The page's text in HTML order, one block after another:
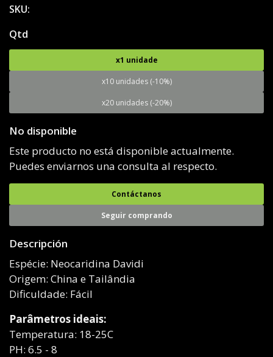
SKU:
Qtd
x1 unidade
x10 unidades (-10%)
x20 unidades (-20%)
No disponible
Este producto no está disponible actualmente.
Puedes enviarnos una consulta al respecto.
Contáctanos
Seguir comprando
Descripción
Espécie: Neocaridina Davidi
Origem: China e Tailândia
Dificuldade: Fácil
Parâmetros ideais:
Temperatura: 18-25C
PH: 6.5 - 8